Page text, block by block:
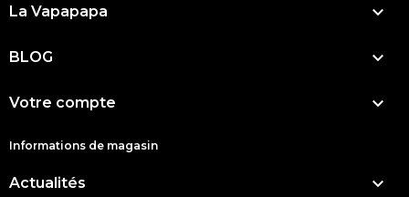
La Vapapapa 
BLOG 
Votre compte 
Informations de magasin
Actualités 